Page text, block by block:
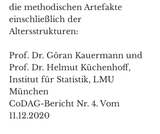
die methodischen Artefakte
einschließlich der
Altersstrukturen:
Prof. Dr. Göran Kauermann und
Prof. Dr. Helmut Küchenhoff,
Institut für Statistik, LMU
München
CoDAG-Bericht Nr. 4. Vom
11.12.2020